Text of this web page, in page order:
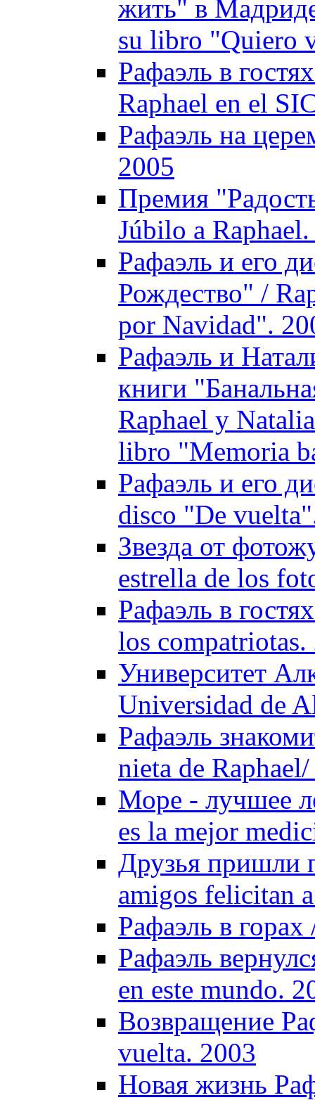
жить" в
su libro "Quiero
Рафаэль в
Raphael en el
Рафаэль на
2005
Премия
Júbilo a
Рафаэль и его
Рождество" /
por Navidad".
Рафаэль и
книги
Raphael y
libro "Memoria
Рафаэль и его
disco "De
Звезда от
estrella de los
Рафаэль в
los compatriotas.
Университет
Universidad de
Рафаэль
nieta de
Море - лучшее
es la mejor
Друзья пришли
amigos felicitan
Рафаэль в
Рафаэль
en este mundo.
Возвращение
vuelta. 2003
Новая жизнь